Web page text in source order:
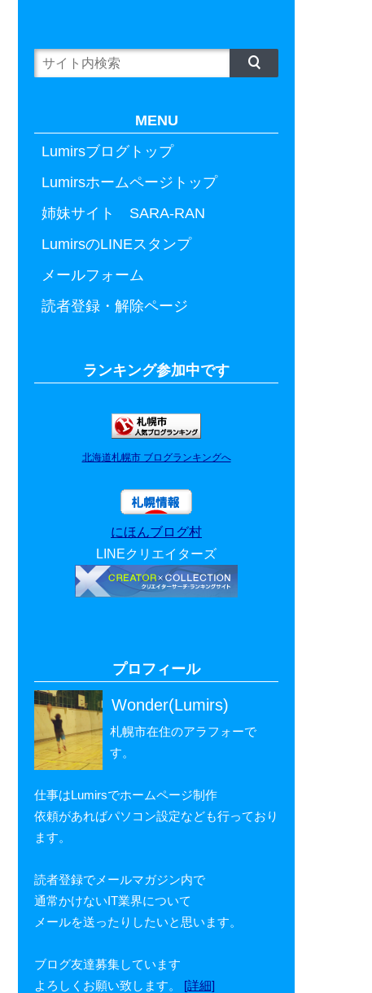
MENU
Lumirsブログトップ
Lumirsホームページトップ
姉妹サイト SARA-RAN
LumirsのLINEスタンプ
メールフォーム
読者登録・解除ページ
ランキング参加中です
北海道札幌市 ブログランキングへ
にほんブログ村
LINEクリエイターズ
プロフィール
Wonder(Lumirs)
札幌市在住のアラフォーで
す。
仕事はLumirsでホームページ制作
依頼があればパソコン設定なども行っており
ます。
読者登録でメールマガジン内で
通常かけないIT業界について
メールを送ったりしたいと思います。
ブログ友達募集しています
よろしくお願い致します。 [詳細]